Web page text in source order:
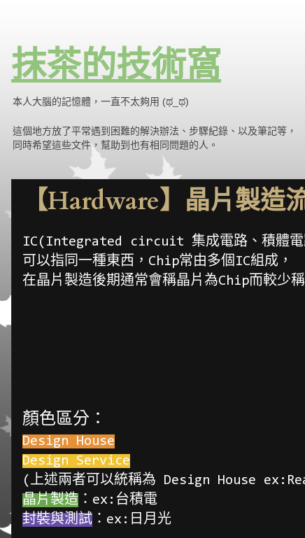
抹茶的技術窩
本人大腦的記憶體，一直不太夠用 (ಥ_ಥ)
這個地方放了平常遇到困難的解決辦法、步驟紀錄、以及筆記等，
同時希望這些文件，幫助到也有相同問題的人。
【Hardware】晶片製
IC(Integrated circuit 集成電路、積體電
可以指同一種東西，Chip常由多個IC組成，
在晶片製造後期通常會稱晶片為Chip而較少稱
顏色區分：
Design House
Design Service
(上述兩者可以統稱為 Design House
晶片製造 ：ex:台積電
封裝與測試 ：ex:日月光